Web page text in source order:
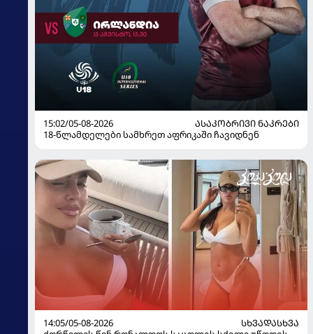
15:02/05-08-2026
ᲐᲡᲐᲙᲝᲑᲠᲘᲕᲘ ᲜᲐᲙᲠᲔᲑᲘ
18-წლამდელები სამხრეთ აფრიკაში ჩავიდნენ
14:05/05-08-2026
ᲡᲮᲕᲐᲓᲐᲡᲮᲕᲐ